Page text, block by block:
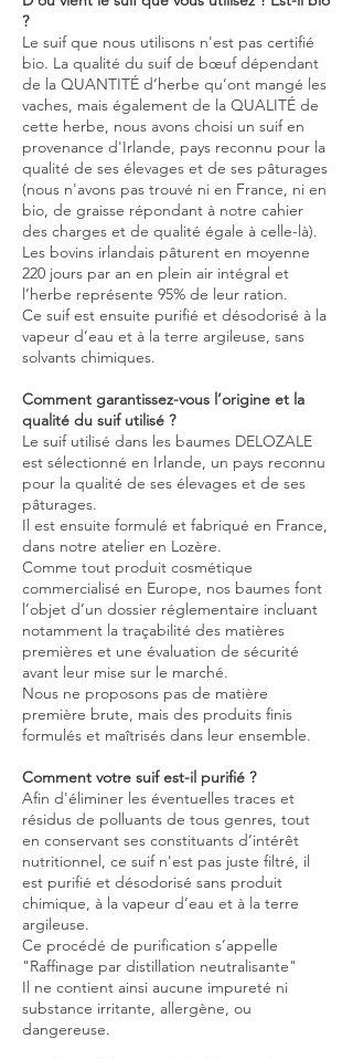
?
Le suif que nous utilisons n'est pas certifié
bio. La qualité du suif de bœuf dépendant
de la QUANTITÉ d’herbe qu’ont mangé les
vaches, mais également de la QUALITÉ de
cette herbe, nous avons choisi un suif en
provenance d'Irlande, pays reconnu pour la
qualité de ses élevages et de ses pâturages
(nous n'avons pas trouvé ni en France, ni en
bio, de graisse répondant à notre cahier
des charges et de qualité égale à celle-là).
Les bovins irlandais pâturent en moyenne
220 jours par an en plein air intégral et
l’herbe représente 95% de leur ration.
Ce suif est ensuite purifié et désodorisé à la
vapeur d’eau et à la terre argileuse, sans
solvants chimiques.
Comment garantissez-vous l’origine et la
qualité du suif utilisé ?
Le suif utilisé dans les baumes DELOZALE
est sélectionné en Irlande, un pays reconnu
pour la qualité de ses élevages et de ses
pâturages.
Il est ensuite formulé et fabriqué en France,
dans notre atelier en Lozère.
Comme tout produit cosmétique
commercialisé en Europe, nos baumes font
l’objet d’un dossier réglementaire incluant
notamment la traçabilité des matières
premières et une évaluation de sécurité
avant leur mise sur le marché.
Nous ne proposons pas de matière
première brute, mais des produits finis
formulés et maîtrisés dans leur ensemble.
Comment votre suif est-il purifié ?
Afin d'éliminer les éventuelles traces et
résidus de polluants de tous genres, tout
en conservant ses constituants d’intérêt
nutritionnel, ce suif n'est pas juste filtré, il
est purifié et désodorisé sans produit
chimique, à la vapeur d’eau et à la terre
argileuse.
Ce procédé de purification s’appelle
"Raffinage par distillation neutralisante"
Il ne contient ainsi aucune impureté ni
substance irritante, allergène, ou
dangereuse.